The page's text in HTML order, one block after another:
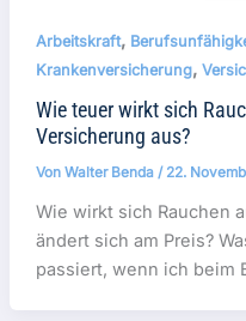
Arbeitskraft,
Krankenversicherung,
Wie teuer wirkt sich
Versicherung aus?
Von Walter Benda / 22.
Wie wirkt sich Rauchen
ändert sich am Preis?
passiert, wenn ich beim